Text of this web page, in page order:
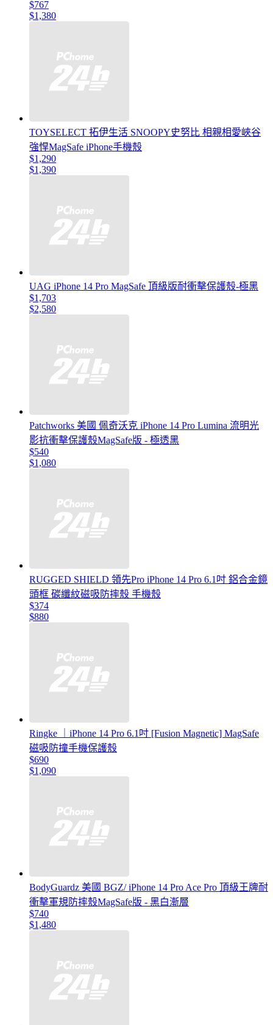
$767
$1,380
TOYSELECT 拓伊生活 SNOOPY史努比 相親相愛峽谷
強悍MagSafe iPhone手機殼
$1,290
$1,390
UAG iPhone 14 Pro MagSafe 頂級版耐衝擊保護殼-極黑
$1,703
$2,580
Patchworks 美國 佩奇沃克 iPhone 14 Pro Lumina 流明光
影抗衝擊保護殼MagSafe版 - 極透黑
$540
$1,080
RUGGED SHIELD 領先Pro iPhone 14 Pro 6.1吋 鋁合金鏡
頭框 碳纖紋磁吸防摔殼 手機殼
$374
$880
Ringke ｜iPhone 14 Pro 6.1吋 [Fusion Magnetic] MagSafe
磁吸防撞手機保護殼
$690
$1,090
BodyGuardz 美國 BGZ/ iPhone 14 Pro Ace Pro 頂級王牌耐
衝擊軍規防摔殼MagSafe版 - 黑白漸層
$740
$1,480